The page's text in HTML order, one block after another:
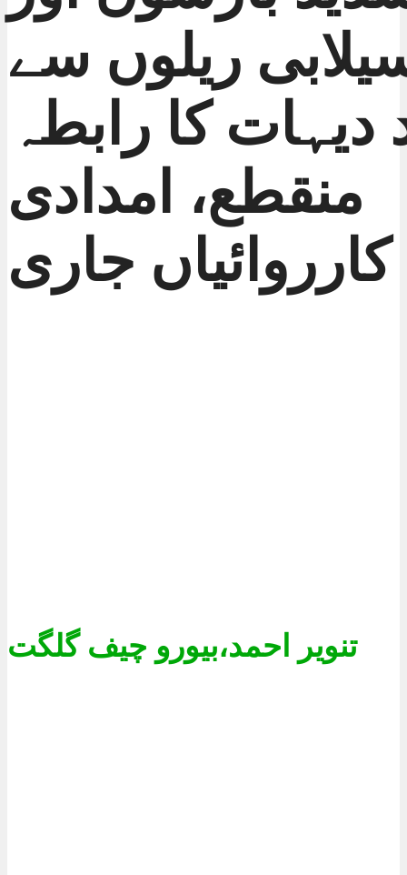
ریلوں سے
دیہات کا رابطہ
منقطع، امدادی
کارروائیاں جاری
تنویر احمد،بیورو چیف گلگت